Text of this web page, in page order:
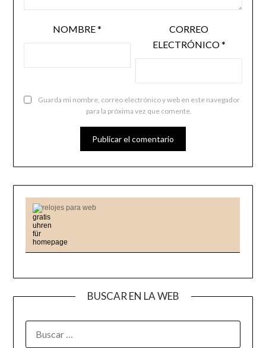
NOMBRE*
CORREO
ELECTRÓNICO*
Guarda mi nombre, correo electrónico y web en este navegador
para la próxima vez que comente.
relojes para web
BUSCAR EN LA WEB